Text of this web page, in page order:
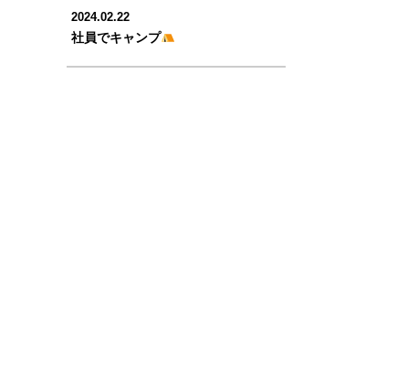
2024.02.22
社員でキャンプ